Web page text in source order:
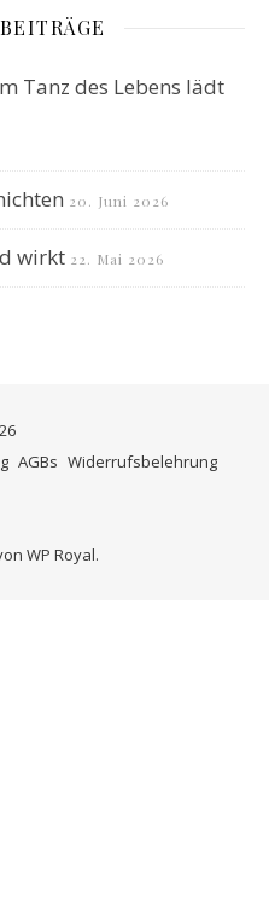
Tanz des Lebens lädt
20. Juni 2026
wirkt 22. Mai 2026
AGBs Widerrufsbelehrung
WP Royal.